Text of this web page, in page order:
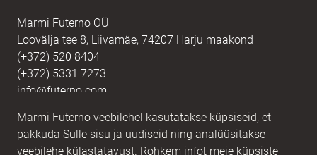
Marmi Futerno veebilehel kasutatakse küpsiseid, et
pakkuda Sulle sisu ja uudiseid ning analüüsitakse
veebilehe külastatavust. Rohkem infot meie küpsiste
Sõnum
Marmi Futerno OÜ
Loovälja tee 8, Liivamäe, 74207 Harju maakond
(+372) 520 8404
(+372) 5331 7273
info@futerno.com
Reg nr. 12406894 / KM nr. EE101607467
IBAN EE902200221056762443 / SWIFT HABAEE2X